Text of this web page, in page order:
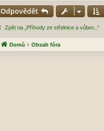
Odpovědět
Zpět na „Příhody ze střelnice a vůbec..“
Domů Obsah fóra